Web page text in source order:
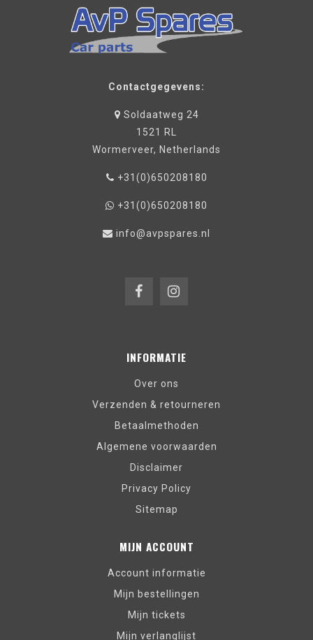
Contactgegevens:
Soldaatweg 24
1521 RL
Wormerveer, Netherlands
+31(0)650208180
+31(0)650208180
info@avpspares.nl
INFORMATIE
Over ons
Verzenden & retourneren
Betaalmethoden
Algemene voorwaarden
Disclaimer
Privacy Policy
Sitemap
MIJN ACCOUNT
Account informatie
Mijn bestellingen
Mijn tickets
Mijn verlanglijst